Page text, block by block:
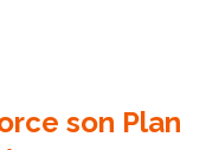
son Plan